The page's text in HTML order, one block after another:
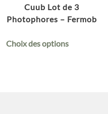
Cuub Lot de 3
Photophores – Fermob
Choix des options